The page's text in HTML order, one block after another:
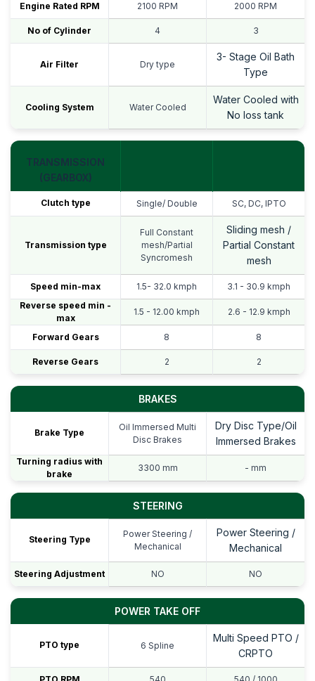
Engine Rated RPM 2100 RPM 2000 RPM
No of Cylinder 4 3
Air Filter Dry type
3- Stage Oil Bath
Type
Cooling System Water Cooled
Water Cooled with
No loss tank
TRANSMISSION
(GEARBOX)
Clutch type Single/ Double SC, DC, IPTO
Transmission type
Full Constant
mesh/Partial
Syncromesh
Sliding mesh /
Partial Constant
mesh
Speed min-max 1.5- 32.0 kmph
3.1 - 30.9 kmph
Reverse speed min -
max
1.5 - 12.00 kmph 2.6 - 12.9 kmph
Forward Gears 8 8
Reverse Gears 2 2
BRAKES
Brake Type
Oil Immersed Multi
Disc Brakes
Dry Disc Type/Oil
Immersed Brakes
Turning radius with
brake
3300 mm - mm
STEERING
Steering Type
Power Steering /
Mechanical
Power Steering /
Mechanical
Steering Adjustment NO NO
POWER TAKE OFF
PTO type 6 Spline
Multi Speed PTO /
CRPTO